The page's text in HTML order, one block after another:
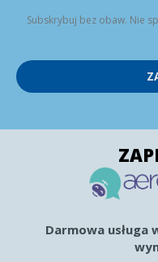
Subskrybuj bez obaw. Nie
Darmowa usługa